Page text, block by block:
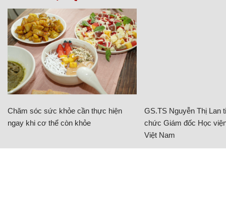
Chăm sóc sức khỏe cần thực hiện
ngay khi cơ thể còn khỏe
GS.TS Nguyễn Thị Lan
chức Giám đốc Học
Việt Nam